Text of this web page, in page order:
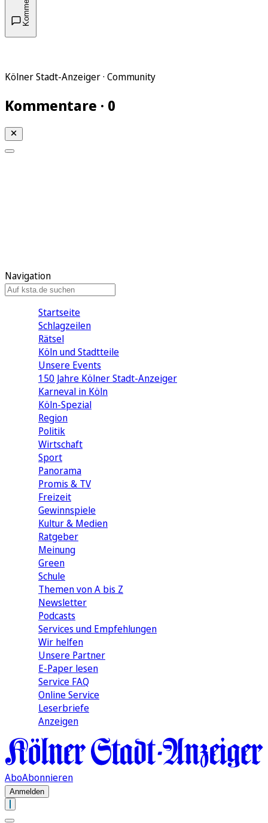
Kölner Stadt-Anzeiger · Community
Kommentare · 0
Navigation
Startseite
Schlagzeilen
Rätsel
Köln und Stadtteile
Unsere Events
150 Jahre Kölner Stadt-Anzeiger
Karneval in Köln
Köln-Spezial
Region
Politik
Wirtschaft
Sport
Panorama
Promis & TV
Freizeit
Gewinnspiele
Kultur & Medien
Ratgeber
Meinung
Green
Schule
Themen von A bis Z
Newsletter
Podcasts
Services und Empfehlungen
Wir helfen
Unsere Partner
E-Paper lesen
Service FAQ
Online Service
Leserbriefe
Anzeigen
AboAbonnieren
Anmelden